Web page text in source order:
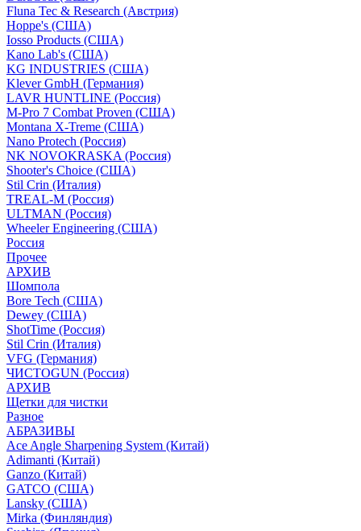
Fluna Tec & Research (Австрия)
Hoppe's (США)
Iosso Products (США)
Kano Lab's (США)
KG INDUSTRIES (США)
Klever GmbH (Германия)
LAVR HUNTLINE (Россия)
M-Pro 7 Combat Proven (СШA)
Montana X-Treme (США)
Nano Protech (Россия)
NK NOVOKRASKA (Россия)
Shooter's Choice (СШA)
Stil Crin (Италия)
TREAL-M (Россия)
ULTMAN (Россия)
Wheeler Engineering (СШA)
Россия
Прочее
АРХИВ
Шомпола
Bore Tech (США)
Dewey (США)
ShotTime (Россия)
Stil Crin (Италия)
VFG (Германия)
ЧИСТОGUN (Россия)
АРХИВ
Щетки для чистки
Разное
АБРАЗИВЫ
Ace Angle Sharpening System (Китай)
Adimanti (Китай)
Ganzo (Китай)
GATCO (США)
Lansky (США)
Mirka (Финляндия)